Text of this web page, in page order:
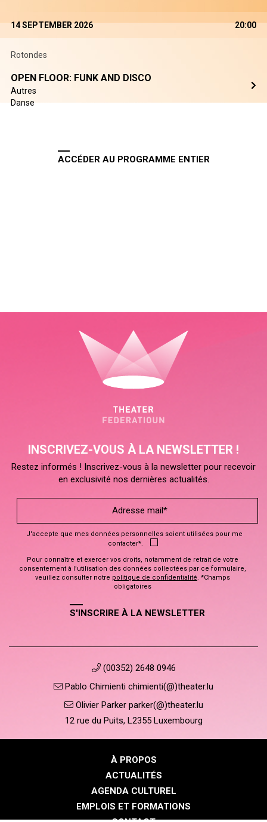
14 SEPTEMBER 2026 20:00
Rotondes
OPEN FLOOR: FUNK AND DISCO
Autres
Danse
ACCÉDER AU PROGRAMME ENTIER
INSCRIVEZ-VOUS À LA NEWSLETTER !
Restez informés ! Inscrivez-vous à la newsletter pour recevoir
en exclusivité nos dernières actualités.
J'accepte que mes données personnelles soient utilisées pour me
contacter*.
Pour connaître et exercer vos droits, notamment de retrait de votre
consentement à l’utilisation des données collectées par ce formulaire,
veuillez consulter notre politique de confidentialité. *Champs
obligatoires
S'INSCRIRE À LA NEWSLETTER
(00352) 2648 0946
Pablo Chimienti chimienti(@)theater.lu
Olivier Parker parker(@)theater.lu
12 rue du Puits, L2355 Luxembourg
À PROPOS
ACTUALITÉS
AGENDA CULTUREL
EMPLOIS ET FORMATIONS